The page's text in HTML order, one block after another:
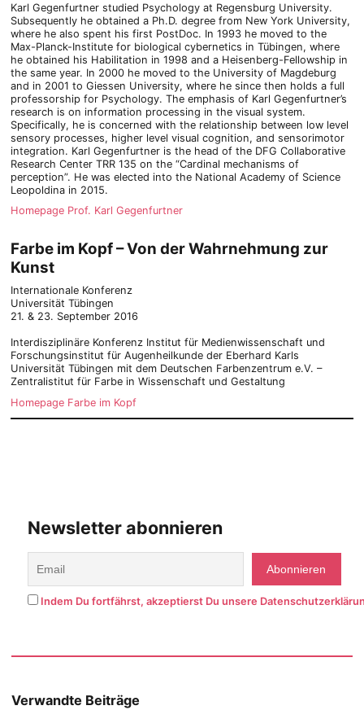
Karl Gegenfurtner studied Psychology at Regensburg University.
Subsequently he obtained a Ph.D. degree from New York University,
where he also spent his first PostDoc. In 1993 he moved to the
Max-Planck-Institute for biological cybernetics in Tübingen, where
he obtained his Habilitation in 1998 and a Heisenberg-Fellowship in
the same year. In 2000 he moved to the University of Magdeburg
and in 2001 to Giessen University, where he since then holds a full
professorship for Psychology. The emphasis of Karl Gegenfurtner’s
research is on information processing in the visual system.
Specifically, he is concerned with the relationship between low level
sensory processes, higher level visual cognition, and sensorimotor
integration. Karl Gegenfurtner is the head of the DFG Collaborative
Research Center TRR 135 on the “Cardinal mechanisms of
perception”. He was elected into the National Academy of Science
Leopoldina in 2015.
Homepage Prof. Karl Gegenfurtner
Farbe im Kopf –Von der Wahrnehmung zur
Kunst
Internationale Konferenz
Universität Tübingen
21. & 23. September 2016
Interdisziplinäre Konferenz Institut für Medienwissenschaft und
Forschungsinstitut für Augenheilkunde der Eberhard Karls
Universität Tübingen mit dem Deutschen Farbenzentrum e.V. –
Zentralistitut für Farbe in Wissenschaft und Gestaltung
Homepage Farbe im Kopf
Newsletter abonnieren
Indem Du fortfährst, akzeptierst Du unsere
Verwandte Beiträge